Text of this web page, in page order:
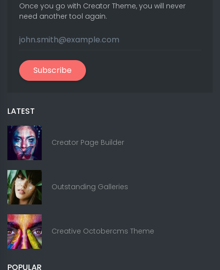
Once you go with Creator Theme, you will never
need another tool again.
Subscribe
LATEST
Creator Page Builder
Outstanding Galleries
Creative Octobercms Theme
POPULAR